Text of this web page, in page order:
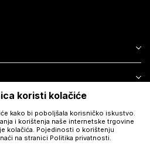
koristi kolačiće
kako bi poboljšala korisničko iskustvo.
i korištenja naše internetske trgovine
kolačića. Pojedinosti o korištenju
na stranici Politika privatnosti.